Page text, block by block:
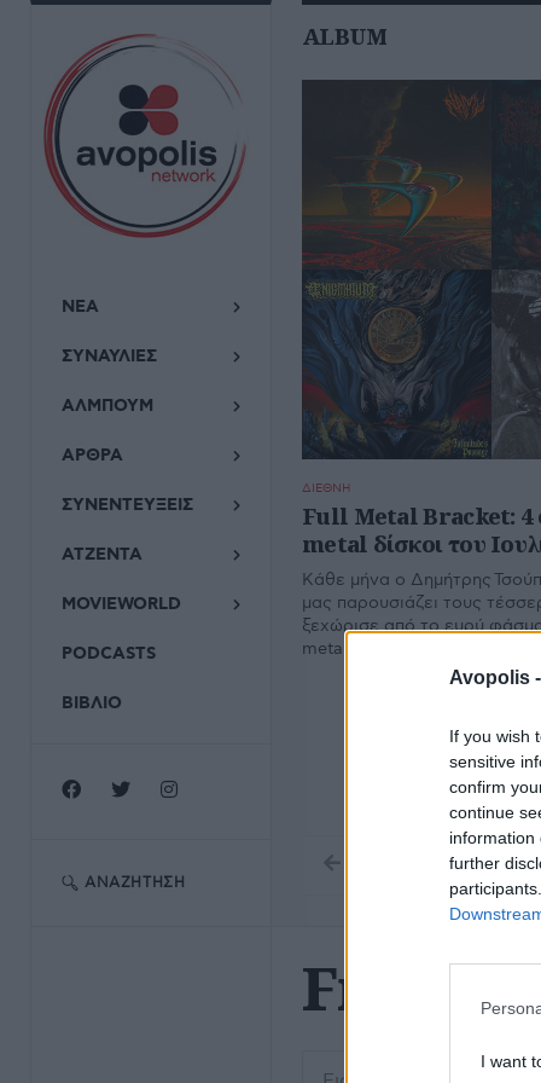
Avopolis -
If you wish
sensitive
confirm
continue
information
further
I want
ΝΕΑ
ΣΥΝΑΥΛΙΕΣ
ΑΛΜΠΟΥΜ
ΑΡΘΡΑ
ΣΥΝΕΝΤΕΥΞΕΙΣ
ΑΤΖΕΝΤΑ
MOVIEWORLD
PODCASTS
ΒΙΒΛΙΟ
ΑΝΑΖΉΤΗΣΗ
ALBUM
ΔΙΕΘΝΗ
Full Metal Bracket:
metal δίσκοι του
Κάθε μήνα ο Δημήτρης
μας παρουσιάζει τους
ξεχώρισε από το ευρύ
metal. Εδώ ο απολογισμός
Frozen
Εισάγετε μέρος του